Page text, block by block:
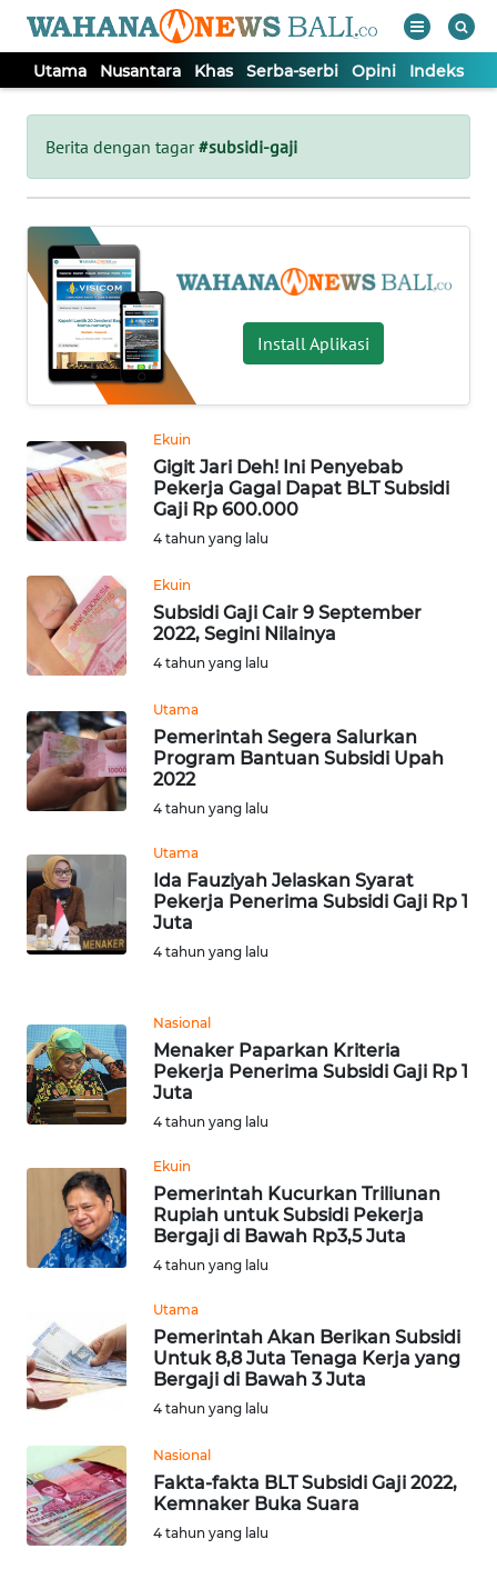
Utama Nusantara Khas Serba-serbi Opini Indeks
Berita dengan tagar#subsidi-gaji
Install Aplikasi
Ekuin
Gigit Jari Deh! Ini Penyebab
Pekerja Gagal Dapat BLT Subsidi
Gaji Rp 600.000
4 tahun yang lalu
Ekuin
Subsidi Gaji Cair 9 September
2022, Segini Nilainya
4 tahun yang lalu
Utama
Pemerintah Segera Salurkan
Program Bantuan Subsidi Upah
2022
4 tahun yang lalu
Utama
Ida Fauziyah Jelaskan Syarat
Pekerja Penerima Subsidi Gaji Rp 1
Juta
4 tahun yang lalu
Nasional
Menaker Paparkan Kriteria
Pekerja Penerima Subsidi Gaji Rp 1
Juta
4 tahun yang lalu
Ekuin
Pemerintah Kucurkan Triliunan
Rupiah untuk Subsidi Pekerja
Bergaji di Bawah Rp3,5 Juta
4 tahun yang lalu
Utama
Pemerintah Akan Berikan Subsidi
Untuk 8,8 Juta Tenaga Kerja yang
Bergaji di Bawah 3 Juta
4 tahun yang lalu
Nasional
Fakta-fakta BLT Subsidi Gaji 2022,
Kemnaker Buka Suara
4 tahun yang lalu
Tutup
UTAMA
NUSANTARA
KHAS
SERBA-
SERBI
OPINI
Informasi
INDEKS
BERITA
KONTAK
INFO
IKLAN
KAMI
PEDOMAN
MEDIA
SIBER
KARIR
Regional
WN
JAKARTA
WN
JABAR
WN